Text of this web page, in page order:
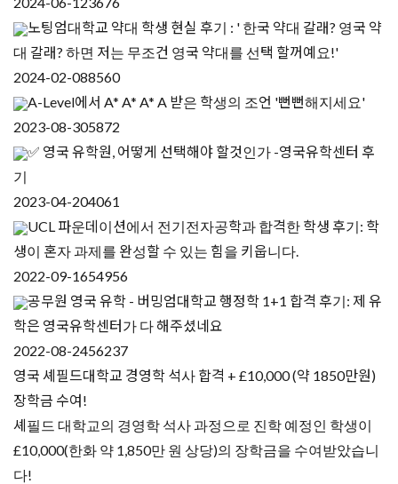
노팅엄대학교 약대 학생 현실 후기 : ' 한국 약대 갈래? 영국 약
대 갈래? 하면 저는 무조건 영국 약대를 선택 할꺼예요!'
2024-02-088560
A-Level에서 A* A* A* A 받은 학생의 조언 '뻔뻔해지세요'
2023-08-305872
✅ 영국 유학원, 어떻게 선택해야 할것인가 -영국유학센터 후
기
2023-04-204061
UCL 파운데이션에서 전기전자공학과 합격한 학생 후기: 학
생이 혼자 과제를 완성할 수 있는 힘을 키웁니다.
2022-09-1654956
공무원 영국 유학 - 버밍엄대학교 행정학 1+1 합격 후기: 제 유
학은 영국유학센터가 다 해주셨네요
2022-08-2456237
영국 셰필드대학교 경영학 석사 합격 + £10,000 (약 1850만원)
장학금 수여!
셰필드 대학교의 경영학 석사 과정으로 진학 예정인 학생이
£10,000(한화 약 1,850만 원 상당)의 장학금을 수여받았습니
다!